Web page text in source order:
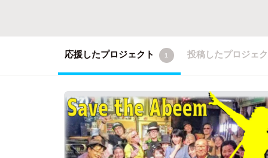
応援したプロジェクト 1 投稿したプロジェ